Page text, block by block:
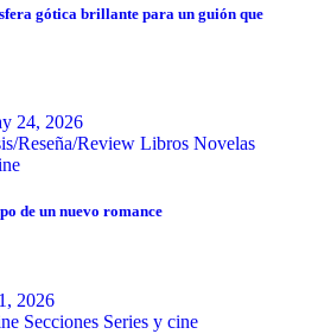
gótica brillante para un guión que
24, 2026
Reseña/Review Libros Novelas
de un nuevo romance
2026
Secciones Series y cine